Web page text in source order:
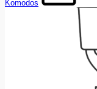
Komodos